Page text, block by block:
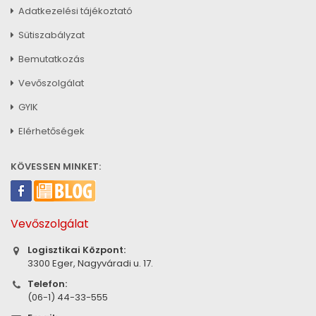
Adatkezelési tájékoztató
Sütiszabályzat
Bemutatkozás
Vevőszolgálat
GYIK
Elérhetőségek
KÖVESSEN MINKET:
Vevőszolgálat
Logisztikai Központ:
3300 Eger, Nagyváradi u. 17.
Telefon:
(06-1) 44-33-555